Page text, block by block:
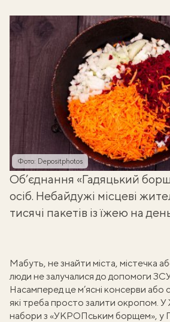
Фото: Depositphotos
Об’єднання «Гадяцький
осіб. Небайдужі місцеві
тисячі пакетів із їжею на
Мабуть, не знайти міста, містечка
люди не залучалися до допомоги
Насамперед це м’ясні консерви або
які треба просто залити окропом.
набори з «УКРОПським борщем», у